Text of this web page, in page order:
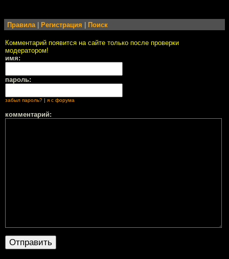
Правила| Регистрация Поиск
Комментарий появится на сайте только после проверки
модератором!
имя:
пароль:
забыл пароль? я с форума
комментарий: